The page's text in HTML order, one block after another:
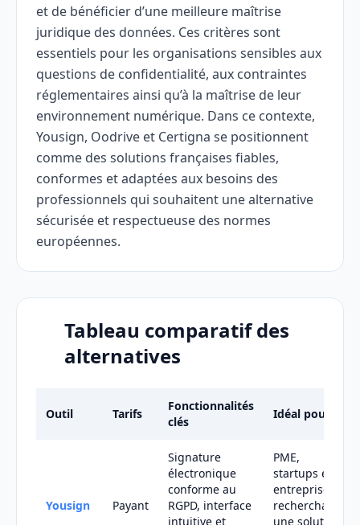
et de bénéficier d’une meilleure maîtrise
juridique des données. Ces critères sont
essentiels pour les organisations sensibles aux
questions de confidentialité, aux contraintes
réglementaires ainsi qu’à la maîtrise de leur
environnement numérique. Dans ce contexte,
Yousign, Oodrive et Certigna se positionnent
comme des solutions françaises fiables,
conformes et adaptées aux besoins des
professionnels qui souhaitent une alternative
sécurisée et respectueuse des normes
européennes.
Tableau comparatif des
alternatives
Outil Tarifs
Fonctionnalités
clés
Idéal pour
Yousign Payant
Signature
électronique
conforme au
RGPD, interface
intuitive et
PME,
startups et
entreprises
recherchant
une solution